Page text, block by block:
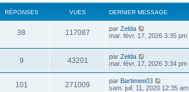
RÉPONSES VUES DERNIER MESSAGE
38 117087 par Zelda
mar. févr. 17, 2026 3:35 pm
9 43201 par Zelda
mar. févr. 17, 2026 3:34 pm
101 271009 par Bartimee03
sam. juil. 11, 2020 12:35 am